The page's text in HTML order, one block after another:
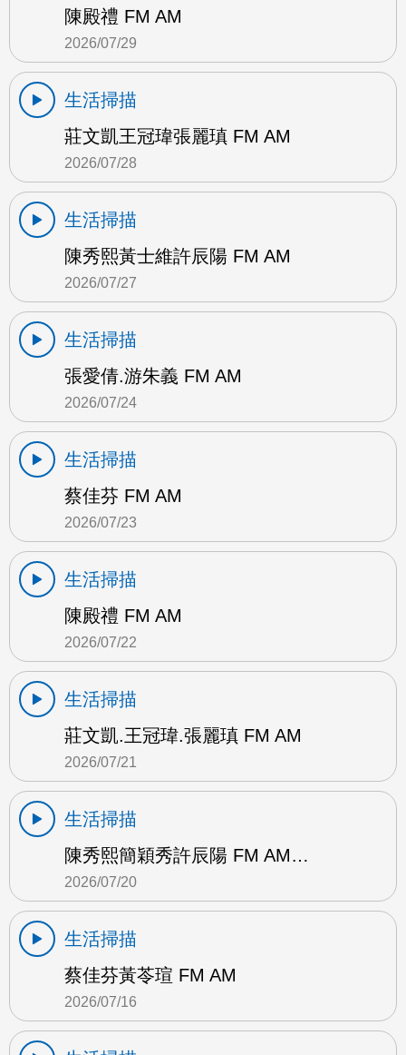
陳殿禮 FM AM
2026/07/29
生活掃描
莊文凱王冠瑋張麗瑱 FM AM
2026/07/28
生活掃描
陳秀熙黃士維許辰陽 FM AM
2026/07/27
生活掃描
張愛倩.游朱義 FM AM
2026/07/24
生活掃描
蔡佳芬 FM AM
2026/07/23
生活掃描
陳殿禮 FM AM
2026/07/22
生活掃描
莊文凱.王冠瑋.張麗瑱 FM AM
2026/07/21
生活掃描
陳秀熙簡穎秀許辰陽 FM AM…
2026/07/20
生活掃描
蔡佳芬黃苓瑄 FM AM
2026/07/16